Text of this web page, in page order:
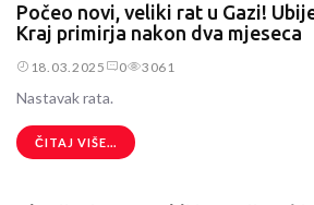
Počeo novi, veliki rat u Gazi!
Kraj primirja nakon dva mjeseca
18.03.2025 0 3061
Nastavak rata.
ČITAJ VIŠE...